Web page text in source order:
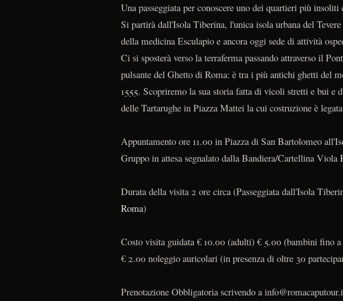
Una passeggiata per conoscere uno dei quartieri più
Si partirà dall'Isola Tiberina, l'unica isola urbana del
della medicina Esculapio e ancora oggi sede di attività
Ci si sposterà verso la terraferma passando attraverso il
pulsante del Ghetto di Roma: è tra i più antichi ghetti del
1555. Scopriremo la sua storia fatta di vicoli stretti e bui
delle Tartarughe in Piazza Mattei la cui costruzione è
Appuntamento ore 11.00 in Piazza di San Bartolomeo
Gruppo in attesa segnalato dalla Bandiera/Cartellina Viola
Durata della visita 2 ore circa (Passeggiata dall'Isola
Roma)
Costo visita guidata € 10.00 (adulti) € 5.00 (bambini fino a
€ 2.00 noleggio auricolari (in presenza di oltre 30
Prenotazione Obbligatoria scrivendo a